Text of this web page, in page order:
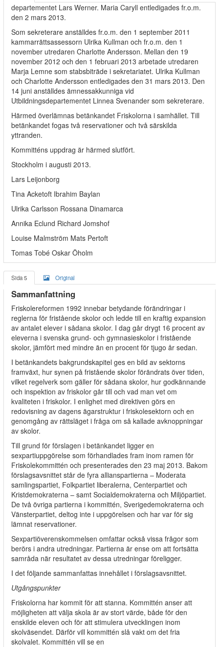
departementet Lars Werner. Maria Caryll entledigades fr.o.m.
den 2 mars 2013.
Som sekreterare anställdes fr.o.m. den 1 september 2011
kammarrättsassessorn Ulrika Kullman och fr.o.m. den 1
november utredaren Charlotte Andersson. Mellan den 19
november 2012 och den 1 februari 2013 arbetade utredaren
Marja Lemne som stabsbiträde i sekretariatet. Ulrika Kullman
och Charlotte Andersson entledigades den 31 mars 2013. Den
14 juni anställdes ämnessakkunniga vid
Utbildningsdepartementet Linnea Svenander som sekreterare.
Härmed överlämnas betänkandet Friskolorna i samhället. Till
betänkandet fogas två reservationer och två särskilda
yttranden.
Kommitténs uppdrag är härmed slutfört.
Stockholm i augusti 2013.
Lars Leijonborg
Tina Acketoft Ibrahim Baylan
Ulrika Carlsson Rossana Dinamarca
Annika Eclund Richard Jomshof
Louise Malmström Mats Pertoft
Tomas Tobé Oskar Öholm
Sida 5 Original
Sammanfattning
Friskolereformen 1992 innebar betydande förändringar i
reglerna för fristående skolor och ledde till en kraftig expansion
av antalet elever i sådana skolor. I dag går drygt 16 procent av
eleverna i svenska grund- och gymnasieskolor i fristående
skolor, jämfört med mindre än en procent för tjugo år sedan.
I betänkandets bakgrundskapitel ges en bild av sektorns
framväxt, hur synen på fristående skolor förändrats över tiden,
vilket regelverk som gäller för sådana skolor, hur godkännande
och inspektion av friskolor går till och vad man vet om
kvaliteten i friskolor. I enlighet med direktiven görs en
redovisning av dagens ägarstruktur i friskolesektorn och en
genomgång av rättsläget i fråga om så kallade avknoppningar
av skolor.
Till grund för förslagen i betänkandet ligger en
sexpartiuppgörelse som förhandlades fram inom ramen för
Friskolekommittén och presenterades den 23 maj 2013. Bakom
förslagsavsnittet står de fyra allianspartierna – Moderata
samlingspartiet, Folkpartiet liberalerna, Centerpartiet och
Kristdemokraterna – samt Socialdemokraterna och Miljöpartiet.
De två övriga partierna i kommittén, Sverigedemokraterna och
Vänsterpartiet, deltog inte i uppgörelsen och har var för sig
lämnat reservationer.
Sexpartiöverenskommelsen omfattar också vissa frågor som
berörs i andra utredningar. Partierna är ense om att fortsätta
samråda när resultatet av dessa utredningar föreligger.
I det följande sammanfattas innehållet i förslagsavsnittet.
Utgångspunkter
Friskolorna har kommit för att stanna. Kommittén anser att
möjligheten att välja skola är av stort värde, både för den
enskilde eleven och för att stimulera utvecklingen inom
skolväsendet. Därför vill kommittén slå vakt om det fria
skolvalet. Kommittén vill se en